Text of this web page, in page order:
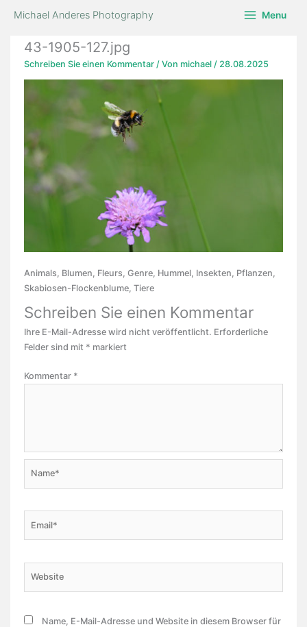
Inhalt
Michael Anderes Photography Menu
43-1905-127.jpg
Schreiben Sie einen Kommentar / Von michael / 28.08.2025
Animals, Blumen, Fleurs, Genre, Hummel, Insekten, Pflanzen,
Skabiosen-Flockenblume, Tiere
Schreiben Sie einen Kommentar
Ihre E-Mail-Adresse wird nicht veröffentlicht. Erforderliche
Felder sind mit * markiert
Kommentar *
Name, E-Mail-Adresse und Website in diesem Browser für